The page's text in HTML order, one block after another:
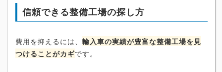
信頼できる整備工場の探し方
費用を抑えるには、 輸入車の実績が豊富な整備工場を見
つけることがカギです。